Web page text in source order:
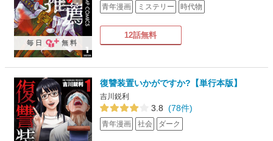
青年漫画 ミステリー 時代物
12話無料
毎日 無料
復讐装置いかがですか?【単行本版】
吉川鋭利
3.8 (78件)
青年漫画 社会 ダーク